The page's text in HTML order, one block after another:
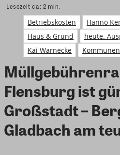
Lesezeit ca: 2 min.
Betriebskosten
Hanno
Haus & Grund
heute.
Kai Warnecke
Kommunen
Flensburg ist
Großstadt –
Gladbach am